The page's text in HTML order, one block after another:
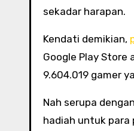
sekadar harapan.
Kendati demikian,
Google Play
9.604.019 gamer
Nah serupa
hadiah untuk para